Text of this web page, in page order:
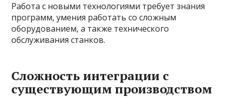
Работа с новыми технологиями требует знания
программ, умения работать со сложным
оборудованием, а также технического
обслуживания станков.
Сложность интеграции с
существующим производством